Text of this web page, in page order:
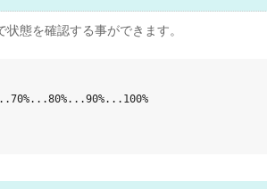
態を確認する事ができます。